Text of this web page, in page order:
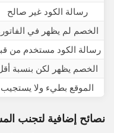
رسالة الكود غير صالح
الخصم لم يظهر في
رسالة الكود مستخدم من
الخصم يظهر لكن بنسبة
الموقع بطيء ولا يستجيب
نصائح إضافية لتجنب